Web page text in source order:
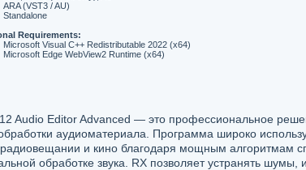
ARA (VST3 / AU)
Standalone
Requirements:
Microsoft Visual C++ Redistributable 2022 (x64)
Microsoft Edge WebView2 Runtime (x64)
Audio Editor Advanced — это профессиональное
аудиоматериала. Программа широко
и кино благодаря мощным алгоритмам
обработке звука. RX позволяет устранять